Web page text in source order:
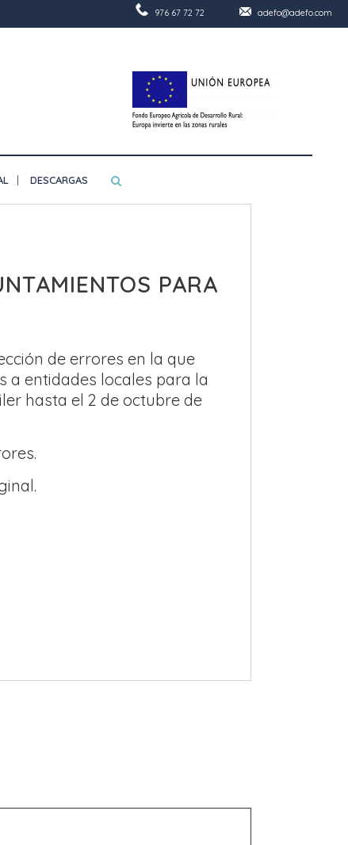
976 67 72 72 adefo@adefo.com
DESCARGAS
PARA
de errores en la que
a entidades locales para la
hasta el 2 de octubre de